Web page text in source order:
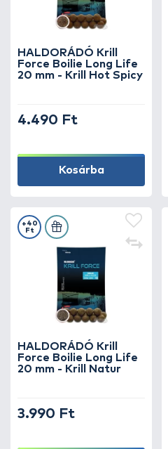
HALDORÁDÓ Krill
Force Boilie Long Life
20 mm - Krill Hot Spicy
4.490 Ft
Kosárba
HALDORÁDÓ Krill
Force Boilie Long Life
20 mm - Krill Natur
+40
Ft
3.990 Ft